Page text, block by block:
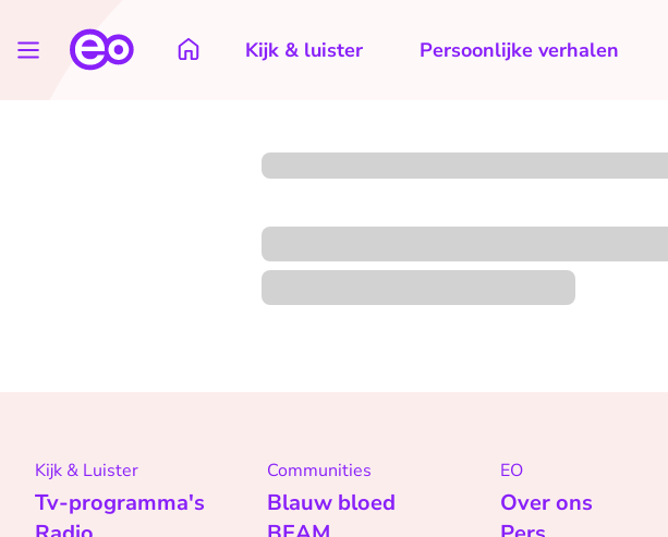
Kijk & luister Persoonlijke verhalen
Kijk & Luister
Tv-programma's
Communities
Blauw bloed
EO
Over ons